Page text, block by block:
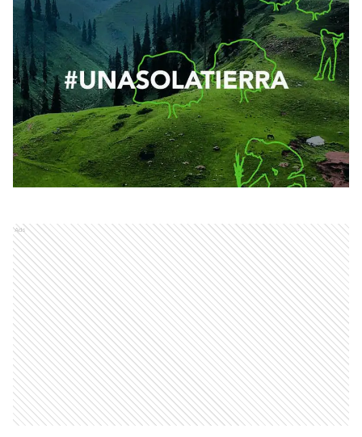
Ads